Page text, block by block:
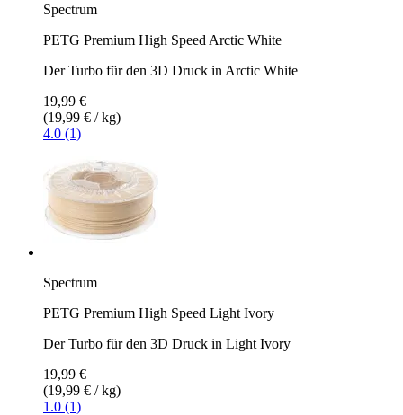
Spectrum
PETG Premium High Speed Arctic White
Der Turbo für den 3D Druck in Arctic White
19,99 €
(19,99 € / kg)
4.0 (1)
Spectrum
PETG Premium High Speed Light Ivory
Der Turbo für den 3D Druck in Light Ivory
19,99 €
(19,99 € / kg)
1.0 (1)